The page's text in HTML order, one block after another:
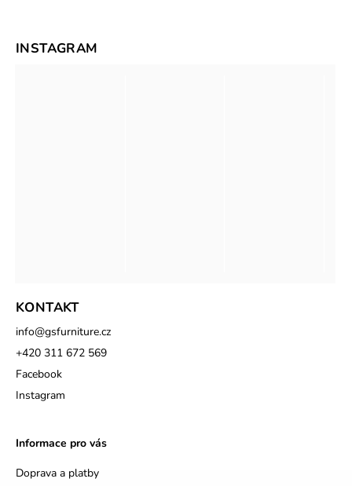
KONTAKT
info@gsfurniture.cz
+420 311 672 569
Facebook
Instagram
Informace pro vás
Doprava a platby
INSTAGRAM